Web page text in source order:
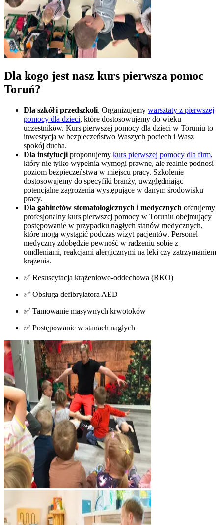
Dla kogo jest nasz kurs pierwsza pomoc
Toruń?
Dla szkół i przedszkoli. Organizujemy warsztaty z pierwszej
pomocy dla dzieci, które dostosowujemy do wieku
uczestników. Kurs pierwszej pomocy dla dzieci w Toruniu to
inwestycja w bezpieczeństwo Waszych pociech i Wasz
spokój ducha.
Dla instytucji proponujemy kurs pierwszej pomocy dla firm,
który nie tylko wypełnia wymogi prawne, ale realnie podnosi
poziom bezpieczeństwa w miejscu pracy. Szkolenie
dostosowujemy do specyfiki branży, uwzględniając
potencjalne zagrożenia występujące w danym środowisku
pracy.
Dla gabinetów stomatologicznych i medycznych oferujemy
profesjonalny kurs pierwszej pomocy w Toruniu obejmujący
postępowanie w przypadku nagłych stanów medycznych,
które mogą wystąpić podczas wizyt pacjentów. Personel
medyczny zdobędzie pewność w radzeniu sobie z
omdleniami, reakcjami alergicznymi na leki czy zatrzymaniem
krążenia.
✅ Resuscytacja krążeniowo-oddechowa (RKO)
✅ Obsługa defibrylatora AED
✅ Tamowanie masywnych krwotoków
✅ Postępowanie w stanach nagłych